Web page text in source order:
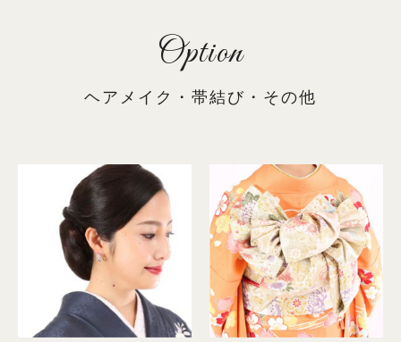
Option
ヘアメイク・帯結び・その他